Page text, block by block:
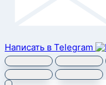
Написать в Telegram